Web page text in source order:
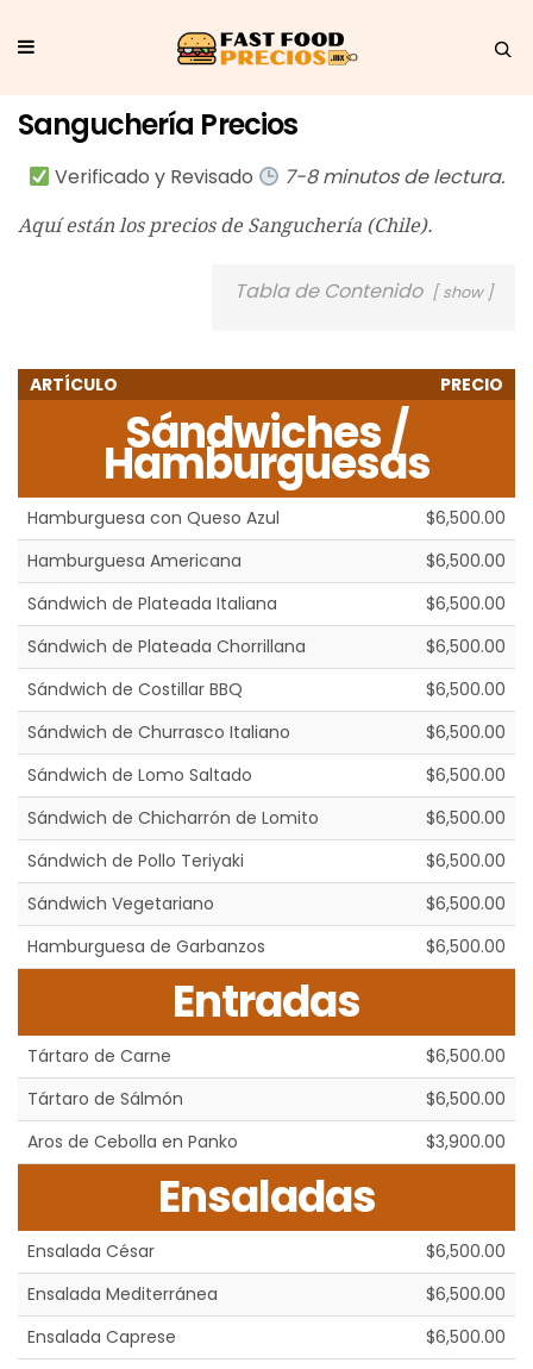
Sanguchería Precios
Verificado y Revisado 7-8 minutos de lectura.
Aquí están los precios de Sanguchería (Chile).
Tabla de Contenido show
ARTÍCULO PRECIO
Sándwiches /
Hamburguesas
Hamburguesa con Queso Azul
$6,500.00
Hamburguesa Americana
$6,500.00
Sándwich de Plateada Italiana
$6,500.00
Sándwich de Plateada Chorrillana
$6,500.00
Sándwich de Costillar BBQ
$6,500.00
Sándwich de Churrasco Italiano
$6,500.00
Sándwich de Lomo Saltado
$6,500.00
Sándwich de Chicharrón de Lomito
$6,500.00
Sándwich de Pollo Teriyaki
$6,500.00
Sándwich Vegetariano
$6,500.00
Hamburguesa de Garbanzos
$6,500.00
Entradas
Tártaro de Carne
$6,500.00
Tártaro de Sálmón
$6,500.00
Aros de Cebolla en Panko
$3,900.00
Ensaladas
Ensalada César
$6,500.00
Ensalada Mediterránea
$6,500.00
Ensalada Caprese
$6,500.00